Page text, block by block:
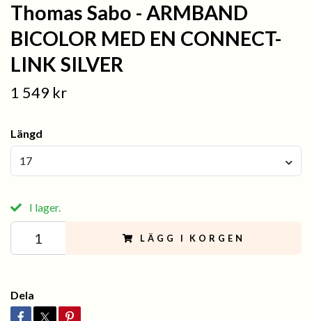
Thomas Sabo - ARMBAND
BICOLOR MED EN CONNECT-
LINK SILVER
1 549 kr
Längd
17
I lager.
LÄGG I KORGEN
Dela